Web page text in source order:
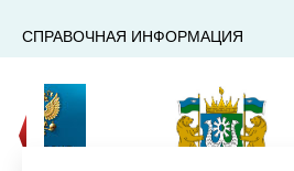
СПРАВОЧНАЯ ИНФОРМАЦИЯ